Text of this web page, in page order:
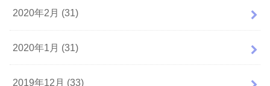
2020年2月 (31)
2020年1月 (31)
2019年12月 (33)